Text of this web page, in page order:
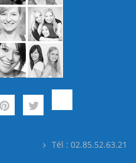
Tél : 02.85.52.63.21